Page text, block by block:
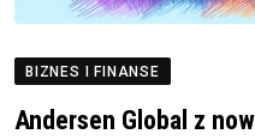
BIZNES I FINANSE
Andersen Global z